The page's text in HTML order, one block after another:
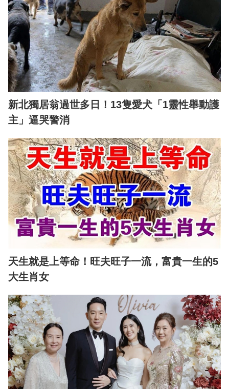
新北獨居翁過世多日！13隻愛犬「1靈性舉動護
主」逼哭警消
天生就是上等命！旺夫旺子一流，富貴一生的5
大生肖女